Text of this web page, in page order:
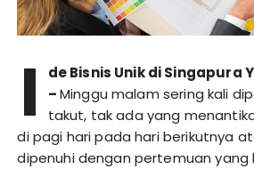
I
de Bisnis Unik di Singapura
–Minggu malam sering kali
takut, tak ada yang
di pagi hari pada hari berikutnya
dipenuhi dengan pertemuan